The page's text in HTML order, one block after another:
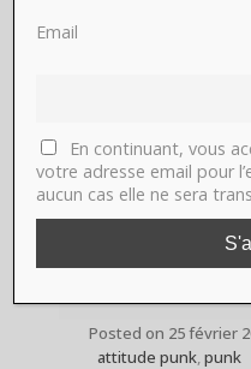
Posted on 25 février
attitude punk,punk
Email
En continuant, vous
votre adresse email pour
aucun cas elle ne sera